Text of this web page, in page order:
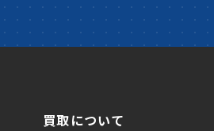
買取について